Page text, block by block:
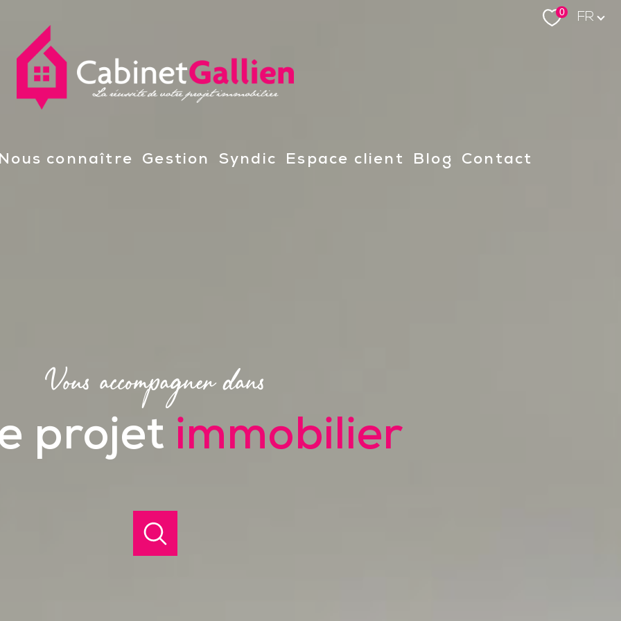
0 Langue
FR
nous connaître gestion syndic espace client blog contact
Vous accompagner dans
projet immobilier